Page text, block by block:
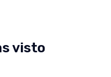
visto